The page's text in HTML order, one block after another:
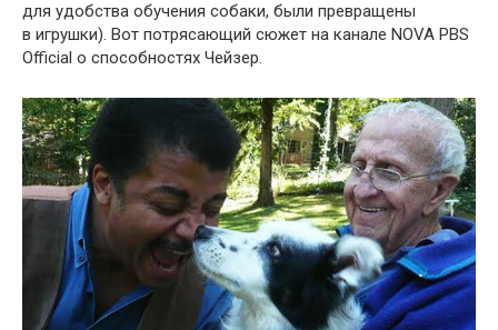
для удобства обучения собаки, были превращены
в игрушки). Вот потрясающий сюжет на канале NOVA PBS
Official о способностях Чейзер.